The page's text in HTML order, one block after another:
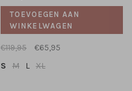
TOEVOEGEN AAN
WINKELWAGEN
€119,95
€65,95
S
M L XL